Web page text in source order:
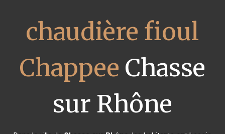
chaudière fioul
Chappee Chasse
sur Rhône